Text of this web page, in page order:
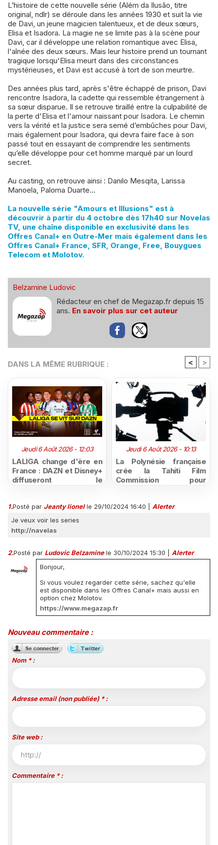
L’histoire de cette nouvelle série (Além da Ilusão, titre
original, ndlr) se déroule dans les années 1930 et suit la vie
de Davi, un jeune magicien talentueux, et de deux sœurs,
Elisa et Isadora. La magie ne se limite pas à la scène pour
Davi, car il développe une relation romantique avec Elisa,
l'aînée des deux sœurs. Mais leur histoire prend un tournant
tragique lorsqu'Elisa meurt dans des circonstances
mystérieuses, et Davi est accusé à tort de son meurtre.
Des années plus tard, après s'être échappé de prison, Davi
rencontre Isadora, la cadette qui ressemble étrangement à
sa sœur disparue. Il se retrouve tiraillé entre la culpabilité de
la perte d'Elisa et l'amour naissant pour Isadora. Le chemin
vers la vérité et la justice sera semé d’embûches pour Davi,
mais également pour Isadora, qui devra faire face à son
passé tout en essayant de comprendre les sentiments
qu’elle développe pour cet homme marqué par un lourd
secret.
Au casting, on retrouve ainsi : Danilo Mesqita, Larissa
Manoela, Paloma Duarte...
La nouvelle série "Amours et Illusions" est à
découvrir à partir du 4 octobre dès 17h40 sur Novelas
TV, une chaîne disponible en exclusivité dans les
Offres Canal+ en Outre-Mer mais également dans les
Offres Canal+ France, SFR, Orange, Free, Bouygues
Telecom et Molotov.
Belzamine Ludovic
Rédacteur en chef de Megazap.fr depuis 15
ans. En savoir plus sur cet auteur
DANS LA MÊME RUBRIQUE : < >
Jeudi 6 Août 2026 - 12:03
LALIGA change d'ère en
France : DAZN et Disney+
diffuseront le
majeur pour beIN Sports
Jeudi 6 Août 2026 - 10:13
La Polynésie française
crée la Tahiti Film
Commission pour
1.Posté par Jeanty lionel le 29/10/2024 16:40
Alerter
Je veux voir les series
http://navelas
2.Posté par Ludovic Belzamine le 30/10/2024 15:30
Alerter
Bonjour,
Si vous voulez regarder cette série, sachez qu'elle
est disponible dans les Offres Canal+ mais aussi en
option chez Molotov.
https://www.megazap.fr
Nouveau commentaire :
Nom * :
Adresse email (non publiée) * :
Site web :
Commentaire * :